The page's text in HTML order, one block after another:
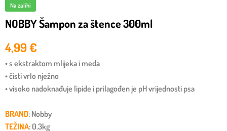
Na zalihi
NOBBY Šampon za štence 300ml
4,99€
• s ekstraktom mlijeka i meda
• čisti vrlo nježno
• visoko nadoknađuje lipide i prilagođen je pH vrijednosti psa
BRAND: Nobby
TEŽINA: 0.3kg